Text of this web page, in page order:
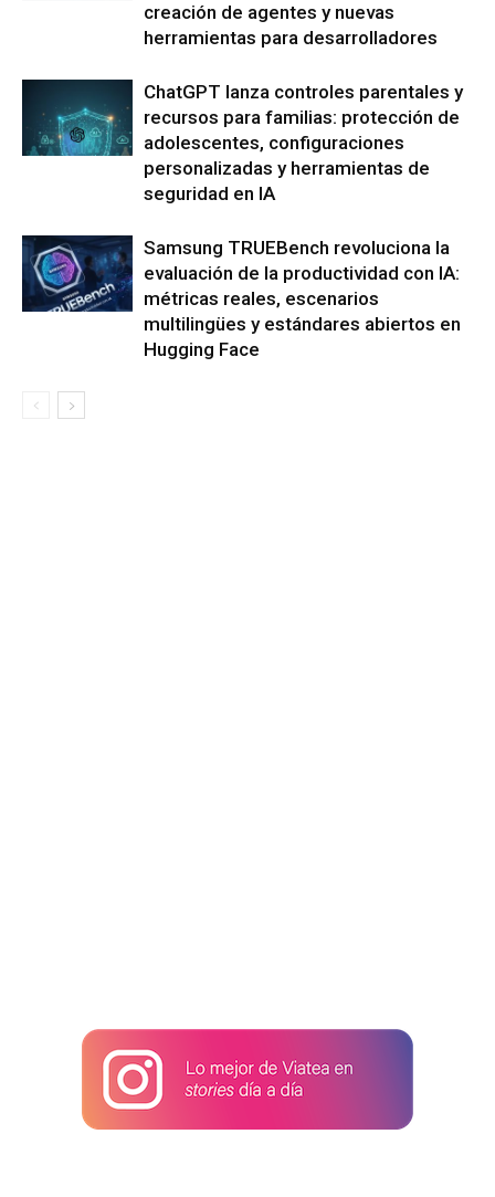
creación de agentes y nuevas
herramientas para desarrolladores
ChatGPT lanza controles parentales y
recursos para familias: protección de
adolescentes, configuraciones
personalizadas y herramientas de
seguridad en IA
Samsung TRUEBench revoluciona la
evaluación de la productividad con IA:
métricas reales, escenarios
multilingües y estándares abiertos en
Hugging Face